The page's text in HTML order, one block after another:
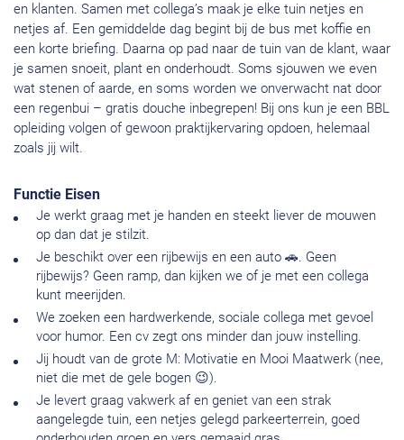
en klanten. Samen met collega’s maak je elke tuin netjes en
netjes af. Een gemiddelde dag begint bij de bus met koffie en
een korte briefing. Daarna op pad naar de tuin van de klant, waar
je samen snoeit, plant en onderhoudt. Soms sjouwen we even
wat stenen of aarde, en soms worden we onverwacht nat door
een regenbui – gratis douche inbegrepen! Bij ons kun je een BBL
opleiding volgen of gewoon praktijkervaring opdoen, helemaal
zoals jij wilt.
Functie Eisen
Je werkt graag met je handen en steekt liever de mouwen
op dan dat je stilzit.
Je beschikt over een rijbewijs en een auto 🚗. Geen
rijbewijs? Geen ramp, dan kijken we of je met een collega
kunt meerijden.
We zoeken een hardwerkende, sociale collega met gevoel
voor humor. Een cv zegt ons minder dan jouw instelling.
Jij houdt van de grote M: Motivatie en Mooi Maatwerk (nee,
niet die met de gele bogen 😉).
Je levert graag vakwerk af en geniet van een strak
aangelegde tuin, een netjes gelegd parkeerterrein, goed